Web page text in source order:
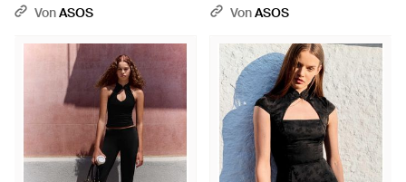
VonASOS
stehkragen und verschlüssen -
VonASOS